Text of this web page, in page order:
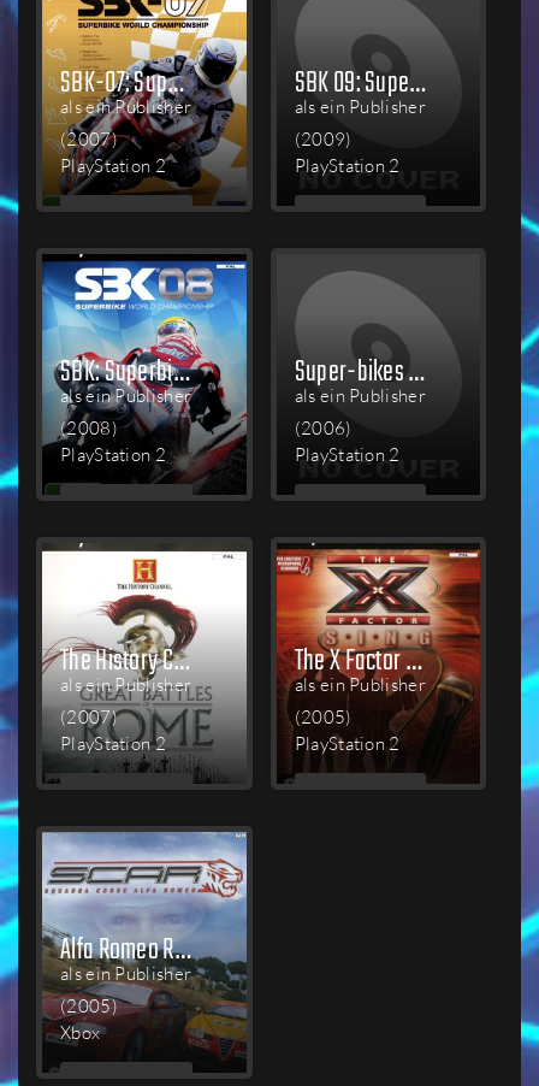
SBK-07: Superbike World Championship
als ein Publisher
(2007)
PlayStation 2
MEHR
SBK 09: Superbike World Championship
als ein Publisher
(2009)
PlayStation 2
MEHR
SBK: Superbike World Championship
als ein Publisher
(2008)
PlayStation 2
MEHR
Super-bikes Riding Challenge
als ein Publisher
(2006)
PlayStation 2
MEHR
The History Channel: Great Battles of Rome
als ein Publisher
(2007)
PlayStation 2
MEHR
The X Factor Sing
als ein Publisher
(2005)
PlayStation 2
MEHR
Alfa Romeo Racing Italiano
als ein Publisher
(2005)
Xbox